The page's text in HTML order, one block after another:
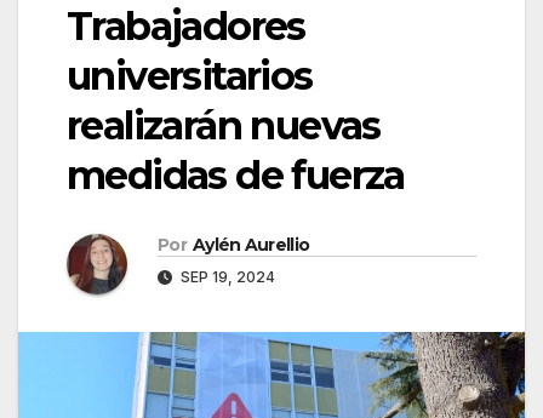
Trabajadores
universitarios
realizarán nuevas
medidas de fuerza
Por Aylén Aurellio
SEP 19, 2024